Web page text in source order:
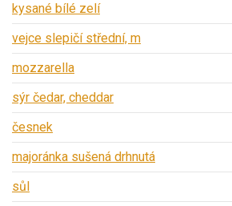
kysané bílé zelí
vejce slepičí střední, m
mozzarella
sýr čedar, cheddar
česnek
majoránka sušená drhnutá
sůl